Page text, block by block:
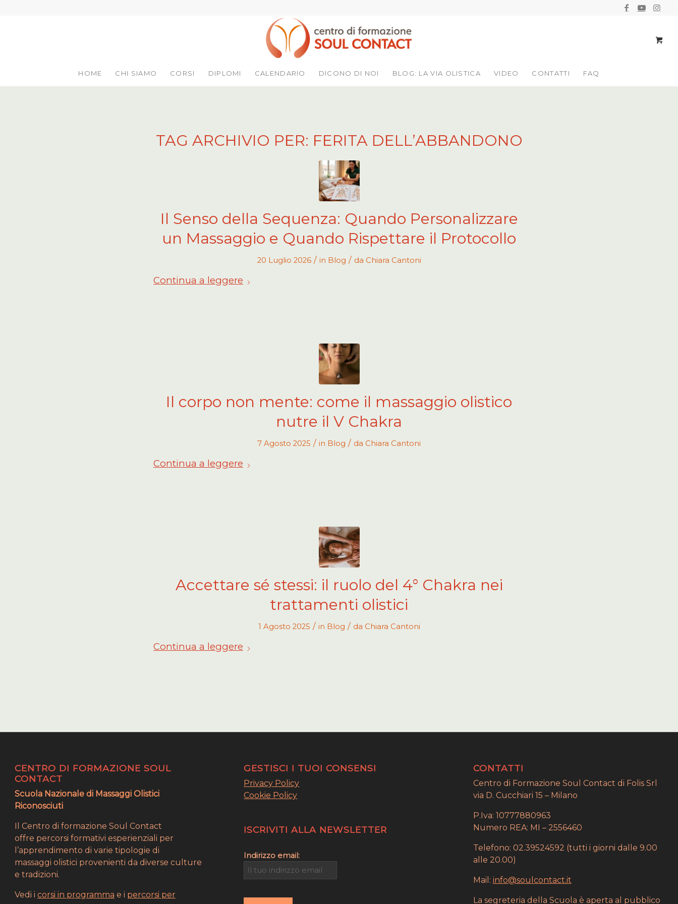
HOME CHI SIAMO CORSI DIPLOMI CALENDARIO DICONO DI NOI BLOG: LA VIA OLISTICA VIDEO CONTATTI FAQ
TAG ARCHIVIO PER: FERITA DELL’ABBANDONO
Il Senso della Sequenza: Quando Personalizzare
un Massaggio e Quando Rispettare il Protocollo
20 Luglio 2026 / in Blog / da Chiara Cantoni
Continua a leggere
Il corpo non mente: come il massaggio olistico
nutre il V Chakra
7 Agosto 2025 / in Blog / da Chiara Cantoni
Continua a leggere
Accettare sé stessi: il ruolo del 4° Chakra nei
trattamenti olistici
1 Agosto 2025 / in Blog / da Chiara Cantoni
Continua a leggere
CENTRO DI FORMAZIONE SOUL
CONTACT
Scuola Nazionale di Massaggi Olistici
Riconosciuti
Il Centro di formazione Soul Contact
offre percorsi formativi esperienziali per
l’apprendimento di varie tipologie di
massaggi olistici provenienti da diverse culture
e tradizioni.
Vedi i corsi in programma e i percorsi per
GESTISCI I TUOI CONSENSI
Privacy Policy
Cookie Policy
ISCRIVITI ALLA NEWSLETTER
Indirizzo email:
CONTATTI
Centro di Formazione Soul Contact di Folis Srl
via D. Cucchiari 15 – Milano
P.Iva: 10777880963
Numero REA: MI – 2556460
Telefono: 02.39524592 (tutti i giorni dalle 9.00
alle 20.00)
Mail: info@soulcontact.it
La segreteria della Scuola è aperta al pubblico